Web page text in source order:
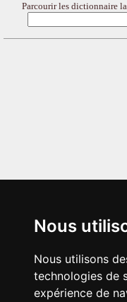
Nous
Nous utilisons
technologies de
expérience de
Parcourir les dictionnaire